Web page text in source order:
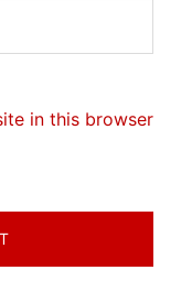
in this browser